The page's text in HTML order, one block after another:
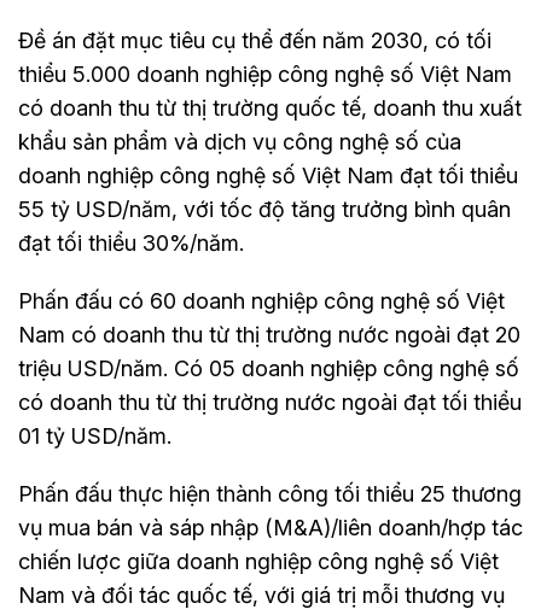
Đề án đặt mục tiêu cụ thể đến năm 2030, có tối
thiểu 5.000 doanh nghiệp công nghệ số Việt Nam
có doanh thu từ thị trường quốc tế, doanh thu xuất
khẩu sản phẩm và dịch vụ công nghệ số của
doanh nghiệp công nghệ số Việt Nam đạt tối thiểu
55 tỷ USD/năm, với tốc độ tăng trưởng bình quân
đạt tối thiểu 30%/năm.
Phấn đấu có 60 doanh nghiệp công nghệ số Việt
Nam có doanh thu từ thị trường nước ngoài đạt 20
triệu USD/năm. Có 05 doanh nghiệp công nghệ số
có doanh thu từ thị trường nước ngoài đạt tối thiểu
01 tỷ USD/năm.
Phấn đấu thực hiện thành công tối thiểu 25 thương
vụ mua bán và sáp nhập (M&A)/liên doanh/hợp tác
chiến lược giữa doanh nghiệp công nghệ số Việt
Nam và đối tác quốc tế, với giá trị mỗi thương vụ